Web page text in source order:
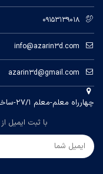
09153139018
info@azarin3d.com
azarin3d@gmail.com
چهارراه معلم-معلم ۲۷/۱-ساختمان آذرین -پلاک ۲۷۸- طبقه سوم-واحد ۴
با ثبت ایمیل